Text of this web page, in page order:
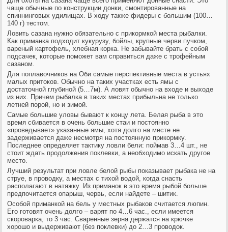
чаще обычные по конструкции донки, смонтированные на
спиннинговых удилищах. В ходу также фидеры с большим (100…
140 г) тестом.
Ловить сазана нужно обязательно с прикормкой места рыбалки.
Как приманка подходит кукурузу, бойлы, крупные черви пучком,
вареный картофель, хлебная корка. Не забывайте брать с собой
подсачек, которые поможет вам справиться даже с трофейным
сазаном.
Для поплавочников на Оби самые перспективные места в устьях
малых притоков. Обычно на таких участках есть ямы с
достаточной глубиной (5…7м). А ловят обычно на входе и выходе
из них. Причем рыбалка в таких местах прибыльна не только
летней порой, но и зимой.
Самые большие уловы бывают к концу лета. Белая рыба в это
время сбивается в очень большие стаи и постоянно
«проведывает» указанные ямы, хотя долго на месте не
задерживается даже несмотря на постоянную прикормку.
Последнее определяет тактику ловли бели: поймав 3…4 шт., не
стоит ждать продолжения поклевки, а необходимо искать другое
место.
Лучший результат при ловле белой рыбы показывает рыбака не на
струе, в проводку, а местах с тихой водой, когда снасть
располагают в натяжку. Из приманок в это время рыбой больше
предпочитается опарыш, червь, если найдете – шитик.
Особой приманкой на бель у местных рыбаков считается люпин.
Его готовят очень долго – варят по 4…6 час., если имеется
скороварка, то 3 час. Сваренные зерна держатся на крючке
хорошо и выдерживают (без поклевки) до 2…3 проводок.